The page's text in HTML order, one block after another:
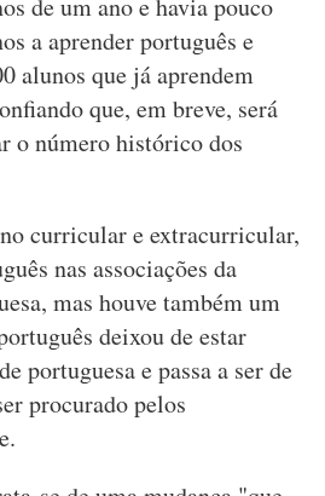
de um ano e havia pouco
a aprender português e
alunos que já aprendem
que, em breve, será
o número histórico dos
curricular e extracurricular,
nas associações da
mas houve também um
deixou de estar
portuguesa e passa a ser de
procurado pelos